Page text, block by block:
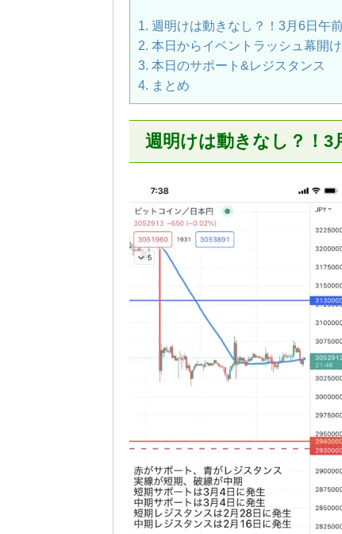
1. 週明けは動きなし？！3月6日午
2. 本日からイベントラッシュ幕開
3. 本日のサポート&レジスタンス
4. まとめ
週明けは動きなし？！3